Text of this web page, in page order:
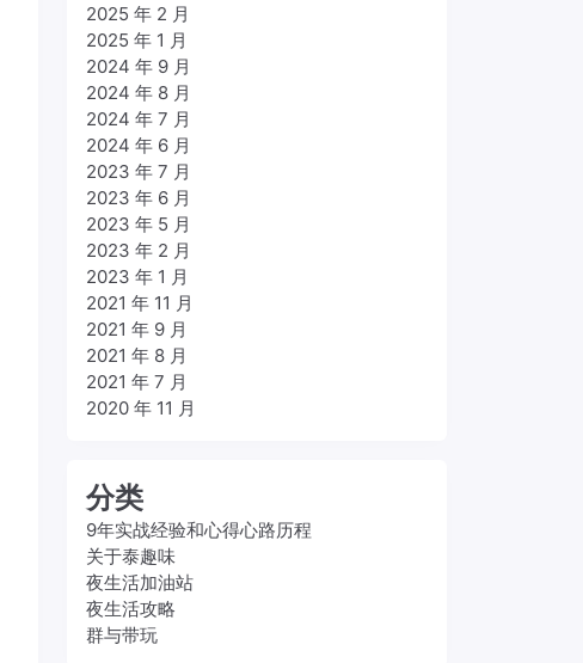
2025 年 2 月
2025 年 1 月
2024 年 9 月
2024 年 8 月
2024 年 7 月
2024 年 6 月
2023 年 7 月
2023 年 6 月
2023 年 5 月
2023 年 2 月
2023 年 1 月
2021 年 11 月
2021 年 9 月
2021 年 8 月
2021 年 7 月
2020 年 11 月
分类
9年实战经验和心得心路历程
关于泰趣味
夜生活加油站
夜生活攻略
群与带玩